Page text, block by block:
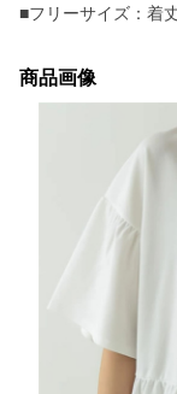
■フリーサイズ：着
商品画像